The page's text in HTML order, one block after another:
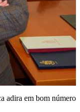
adira em bom número